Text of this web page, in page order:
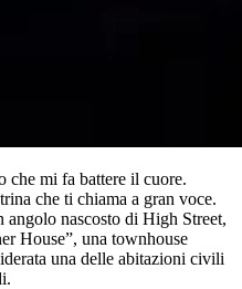
che mi fa battere il cuore.
che ti chiama a gran voce.
nascosto di High Street,
House”, una townhouse
una delle abitazioni civili